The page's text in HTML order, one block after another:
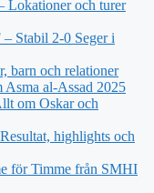
Lokationer och turer
Stabil 2-0 Seger i
barn och relationer
Asma al-Assad 2025
om Oskar och
highlights och
för Timme från SMHI